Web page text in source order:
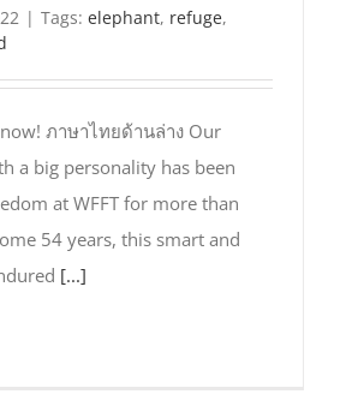
| Tags: elephant, refuge,
ภาษาไทยด้านล่าง Our
a big personality has been
at WFFT for more than
54 years, this smart and
[...]